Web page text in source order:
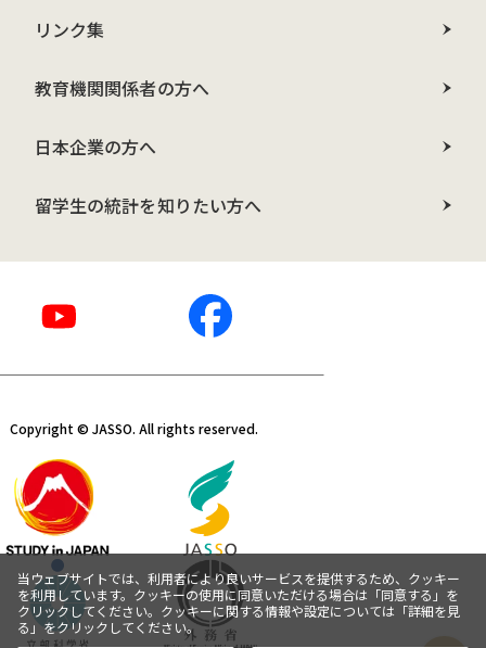
リンク集
教育機関関係者の方へ
日本企業の方へ
留学生の統計を知りたい方へ
Copyright © JASSO. All rights reserved.
当ウェブサイトでは、利用者により良いサービスを提供するため、クッキー
を利用しています。クッキーの使用に同意いただける場合は「同意する」を
クリックしてください。クッキーに関する情報や設定については「詳細を見
る」をクリックしてください。